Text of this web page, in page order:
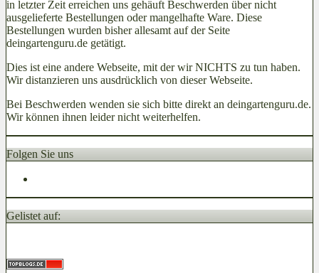
in letzter Zeit erreichen uns gehäuft Beschwerden über nicht
ausgelieferte Bestellungen oder mangelhafte Ware. Diese
Bestellungen wurden bisher allesamt auf der Seite
deingartenguru.de getätigt.
Dies ist eine andere Webseite, mit der wir NICHTS zu tun haben.
Wir distanzieren uns ausdrücklich von dieser Webseite.
Bei Beschwerden wenden sie sich bitte direkt an deingartenguru.de.
Wir können ihnen leider nicht weiterhelfen.
Folgen Sie uns
Gelistet auf: